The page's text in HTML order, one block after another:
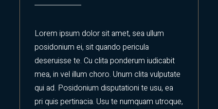
Lorem ipsum dolor sit amet, sea ullum
posidonium ei, sit quando pericula
deseruisse te. Cu clita ponderum iudicabit
mea, in vel illum choro. Unum clita vulputate
qui ad. Posidonium disputationi te usu, ea
pri quis pertinacia. Usu te numquam utroque,